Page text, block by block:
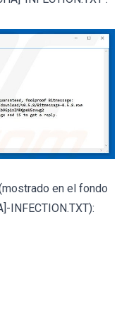
en el fondo
INFECTION.TXT):